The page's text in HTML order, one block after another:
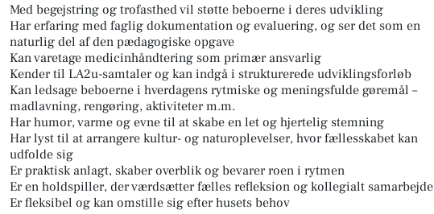
Med begejstring og trofasthed vil støtte beboerne i deres udvikling
Har erfaring med faglig dokumentation og evaluering, og ser det som en
naturlig del af den pædagogiske opgave
Kan varetage medicinhåndtering som primær ansvarlig
Kender til LA2u-samtaler og kan indgå i strukturerede udviklingsforløb
Kan ledsage beboerne i hverdagens rytmiske og meningsfulde gøremål –
madlavning, rengøring, aktiviteter m.m.
Har humor, varme og evne til at skabe en let og hjertelig stemning
Har lyst til at arrangere kultur- og naturoplevelser, hvor fællesskabet kan
udfolde sig
Er praktisk anlagt, skaber overblik og bevarer roen i rytmen
Er en holdspiller, der værdsætter fælles refleksion og kollegialt samarbejde
Er fleksibel og kan omstille sig efter husets behov